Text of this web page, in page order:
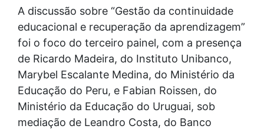
A discussão sobre “Gestão da continuidade
educacional e recuperação da aprendizagem”
foi o foco do terceiro painel, com a presença
de Ricardo Madeira, do Instituto Unibanco,
Marybel Escalante Medina, do Ministério da
Educação do Peru, e Fabian Roissen, do
Ministério da Educação do Uruguai, sob
mediação de Leandro Costa, do Banco